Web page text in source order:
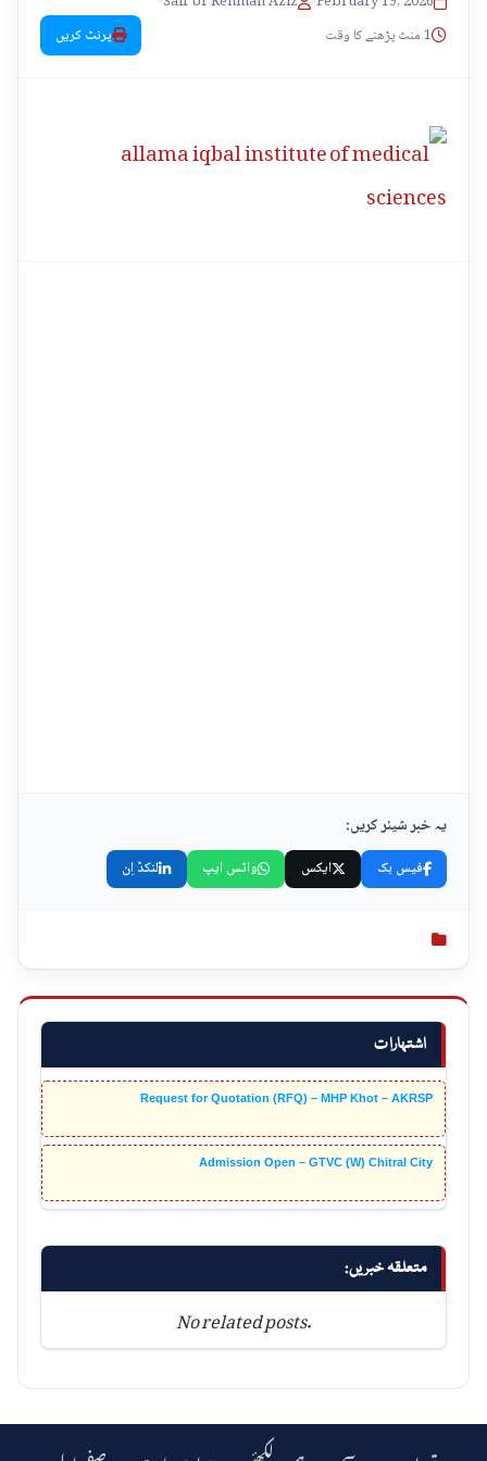
اشتہارات
Request for Quotation (RFQ) – MHP Khot – AKRSP
Admission Open – GTVC (W) Chitral City
متعلقہ خبریں:
No related posts.
1 منٹ پڑھنے کا وقت
پرنٹ کریں
یہ خبر شیئر کریں:
فیس بک ایکس واٹس ایپ لنکڈ اِن